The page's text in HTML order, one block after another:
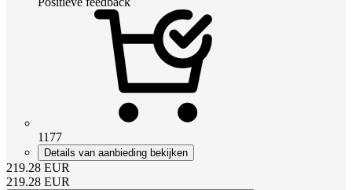
1177
Details van aanbieding bekijken
219.28 EUR
219.28 EUR